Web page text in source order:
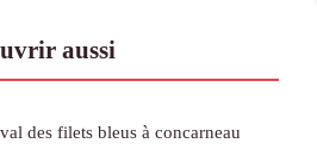
aussi
des filets bleus à concarneau